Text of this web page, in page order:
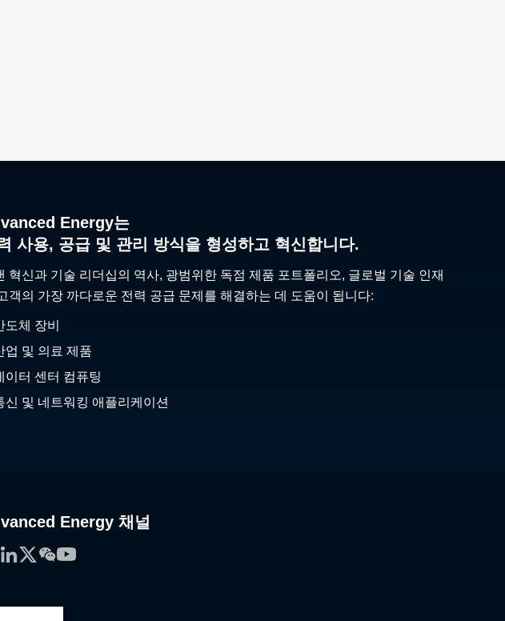
Energy는
사용, 공급 및 관리 방식을 형성하고 혁신합니다.
혁신과 기술 리더십의 역사, 광범위한 독점 제품 포트폴리오, 글로벌 기술 인재
객의 가장 까다로운 전력 공급 문제를 해결하는 데 도움이 됩니다:
도체 장비
업 및 의료 제품
이터 센터 컴퓨팅
신 및 네트워킹 애플리케이션
Energy 채널
LinkedIn
Twitter
WeChat
YouTube